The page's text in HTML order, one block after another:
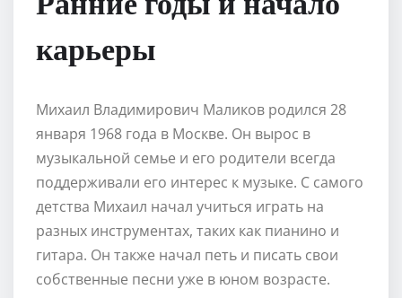
карьеры
Михаил Владимирович Маликов родился 28
января 1968 года в Москве. Он вырос в
музыкальной семье и его родители всегда
поддерживали его интерес к музыке. С самого
детства Михаил начал учиться играть на
разных инструментах, таких как пианино и
гитара. Он также начал петь и писать свои
собственные песни уже в юном возрасте.